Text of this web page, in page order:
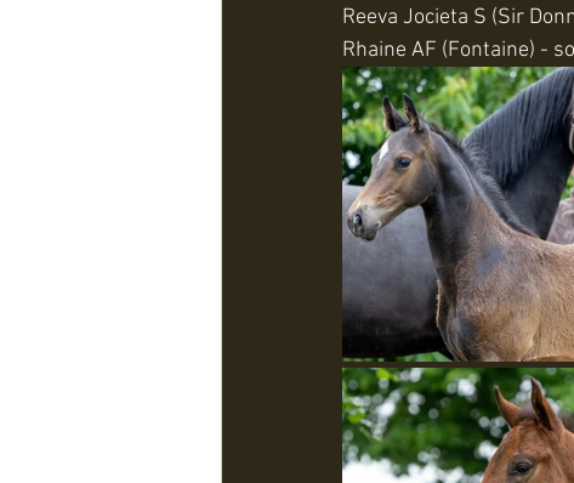
Reeva Jocieta S (Sir
Rhaine AF (Fontaine) -